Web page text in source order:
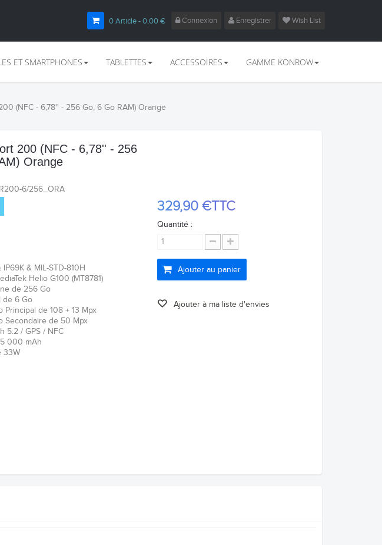
Connexion Enregistrer Wish List
0Article- 0,00 €
ET SMARTPHONES TABLETTES ACCESSOIRES GAMME KONROW
(NFC - 6,78'' - 256 Go, 6 Go RAM) Orange
200 (NFC - 6,78'' - 256
Orange
6/256_ORA
IP69K & MIL-STD-810H
Helio G100 (MT8781)
de 256 Go
de 6 Go
Principal de 108 + 13 Mpx
Secondaire de 50 Mpx
5.2 / GPS / NFC
000 mAh
33W
329,90 €TTC
Quantité :
Ajouter au panier
Ajouter à ma liste d'envies